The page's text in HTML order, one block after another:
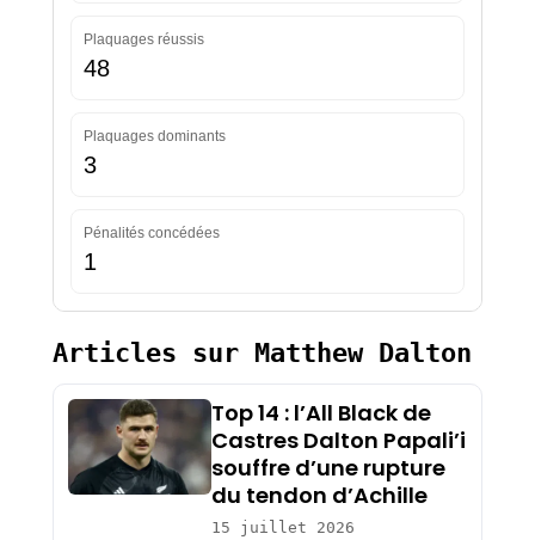
Plaquages réussis
48
Plaquages dominants
3
Pénalités concédées
1
Articles sur Matthew Dalton
Top 14 : l’All Black de
Castres Dalton Papali’i
souffre d’une rupture
du tendon d’Achille
15 juillet 2026